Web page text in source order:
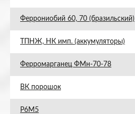
Феррониобий 60, 70 (бразильский)
ТПНЖ, НК имп. (аккумуляторы)
Ферромарганец ФМн-70-78
ВК порошок
Р6М5